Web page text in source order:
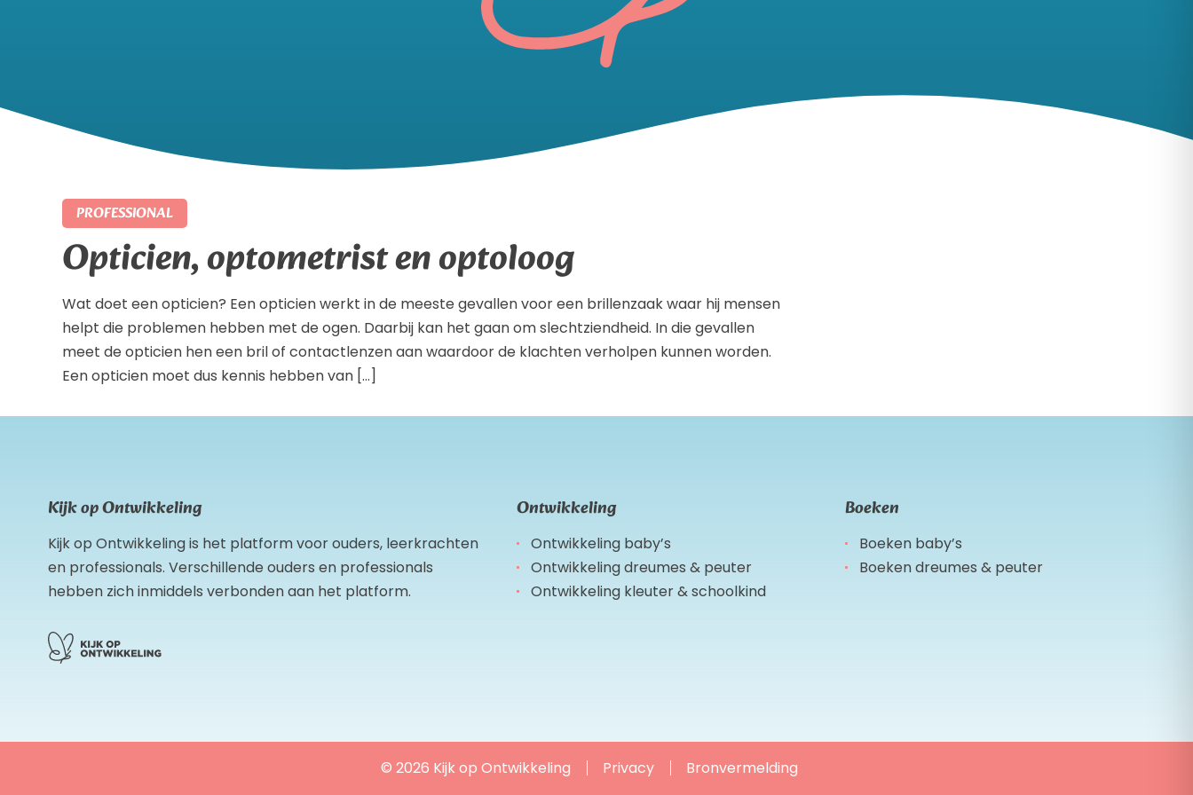
PROFESSIONAL
Opticien, optometrist en optoloog
Wat doet een opticien? Een opticien werkt in de meeste gevallen voor een brillenzaak waar hij mensen
helpt die problemen hebben met de ogen. Daarbij kan het gaan om slechtziendheid. In die gevallen
meet de opticien hen een bril of contactlenzen aan waardoor de klachten verholpen kunnen worden.
Een opticien moet dus kennis hebben van […]
Kijk op Ontwikkeling
Kijk op Ontwikkeling is het platform voor ouders, leerkrachten
en professionals. Verschillende ouders en professionals
hebben zich inmiddels verbonden aan het platform.
Ontwikkeling
Ontwikkeling baby’s
Ontwikkeling dreumes & peuter
Ontwikkeling kleuter & schoolkind
Boeken
Boeken baby’s
Boeken dreumes & peuter
© 2026 Kijk op Ontwikkeling Privacy Bronvermelding